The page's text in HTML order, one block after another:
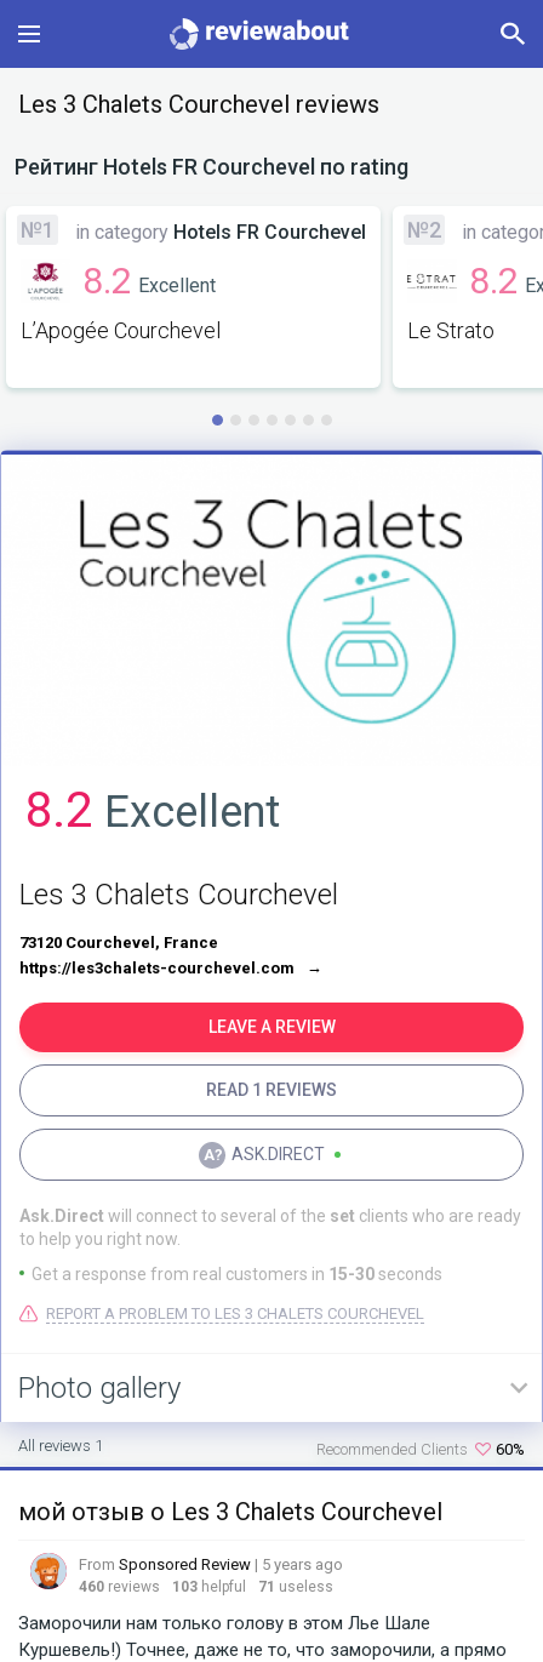
Main
Categories
Profile
Change language
Sign In
Les 3 Chalets Courchevel reviews
8.2 Excellent
Les 3 Chalets Courchevel
73120 Courchevel, France
https://les3chalets-courchevel.com
LEAVE A REVIEW
READ 1 REVIEWS
ASK.DIRECT
Ask.Direct will connect to several of the set clients who are ready
to help you right now.
Get a response from real customers in 15-30seconds
REPORT A PROBLEM TO LES 3 CHALETS COURCHEVEL
Photo gallery
All reviews 1 60%
Recommended Clients
мой отзыв о Les 3 Chalets Courchevel
From Sponsored Review | 5 years ago
460 reviews 103 helpful 71 useless
Заморочили нам только голову в этом Лье Шале
Куршевель!) Точнее, даже не то, что заморочили, а прямо
Рейтинг Hotels FR Courchevel по rating
№1 in category Hotels FR Courchevel
8.2 Excellent
L’Apogée Courchevel
№2 in
8.2
Le Strato